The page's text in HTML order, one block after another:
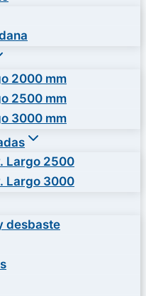
2000 mm
2500 mm
3000 mm
Largo 2500
Largo 3000
desbaste